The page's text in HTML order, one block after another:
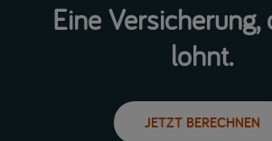
Eine Versicherung,
lohnt.
JETZT BERECHNEN